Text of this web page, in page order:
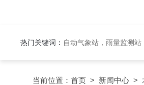
热门关键词： 自动气象站，雨量监测
当前位置： 首页 > 新闻中心 >